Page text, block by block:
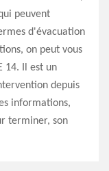
peuvent
d'évacuation
on peut vous
14. Il est un
depuis
informations,
terminer, son